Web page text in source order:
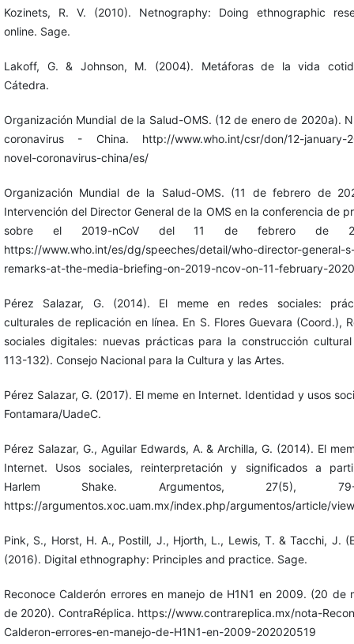
Kozinets, R. V. (2010). Netnography: Doing ethnographic
online. Sage.
Lakoff, G. & Johnson, M. (2004). Metáforas de la vida
Cátedra.
Organización Mundial de la Salud-OMS. (12 de enero de 2020a).
coronavirus - China. http://www.who.int/csr/don/12-january-
novel-coronavirus-china/es/
Organización Mundial de la Salud-OMS. (11 de febrero de
Intervención del Director General de la OMS en la conferencia de
sobre ‎el 2019-nCoV del 11 de febrero de
https://www.who.int/es/dg/speeches/detail/who-director-general-
remarks-at-the-media-briefing-on-2019-ncov-on-11-february-2020
Pérez Salazar, G. (2014). El meme en redes sociales:
culturales de replicación en línea. En S. Flores Guevara (Coord.),
sociales digitales: nuevas prácticas para la construcción
113-132). Consejo Nacional para la Cultura y las Artes.
Pérez Salazar, G. (2017). El meme en Internet. Identidad y usos
Fontamara/UadeC.
Pérez Salazar, G., Aguilar Edwards, A. & Archilla, G. (2014). El
Internet. Usos sociales, reinterpretación y significados a
Harlem Shake. Argumentos, 27(5), 79-
https://argumentos.xoc.uam.mx/index.php/argumentos/article/
Pink, S., Horst, H. A., Postill, J., Hjorth, L., Lewis, T. & Tacchi, J.
(2016). Digital ethnography: Principles and practice. Sage.
Reconoce Calderón errores en manejo de H1N1 en 2009. (20 de
de 2020). ContraRéplica. https://www.contrareplica.mx/nota-
Calderon-errores-en-manejo-de-H1N1-en-2009-202020519